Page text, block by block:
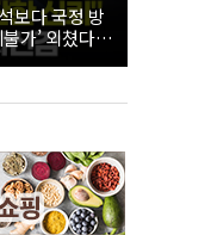
보다 국정 방
가’ 외쳤다 |
고위원 후